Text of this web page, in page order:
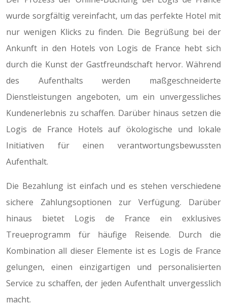
wurde sorgfältig vereinfacht, um das perfekte Hotel mit
nur wenigen Klicks zu finden. Die Begrüßung bei der
Ankunft in den Hotels von Logis de France hebt sich
durch die Kunst der Gastfreundschaft hervor. Während
des Aufenthalts werden maßgeschneiderte
Dienstleistungen angeboten, um ein unvergessliches
Kundenerlebnis zu schaffen. Darüber hinaus setzen die
Logis de France Hotels auf ökologische und lokale
Initiativen für einen verantwortungsbewussten
Aufenthalt.
Die Bezahlung ist einfach und es stehen verschiedene
sichere Zahlungsoptionen zur Verfügung. Darüber
hinaus bietet Logis de France ein exklusives
Treueprogramm für häufige Reisende. Durch die
Kombination all dieser Elemente ist es Logis de France
gelungen, einen einzigartigen und personalisierten
Service zu schaffen, der jeden Aufenthalt unvergesslich
macht.